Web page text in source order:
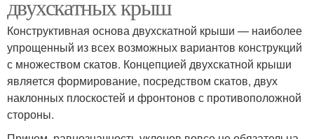
двухскатных крыш
Конструктивная основа двухскатной крыши — наиболее
упрощенный из всех возможных вариантов конструкций
с множеством скатов. Концепцией двухскатной крыши
является формирование, посредством скатов, двух
наклонных плоскостей и фронтонов с противоположной
стороны.